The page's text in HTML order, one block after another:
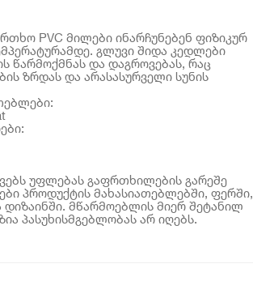
PVC მილები ინარჩუნებენ ფიზიკურ
გლუვი შიდა კედლები
წარმოქმნას და დაგროვებას, რაც
ზრდას და არასასურველი სუნის
უფლებას გაფრთხილების გარეშე
პროდუქტის მახასიათებლებში, ფერში,
დიზაინში. მწარმოებლის მიერ შეტანილ
პასუხისმგებლობას არ იღებს.